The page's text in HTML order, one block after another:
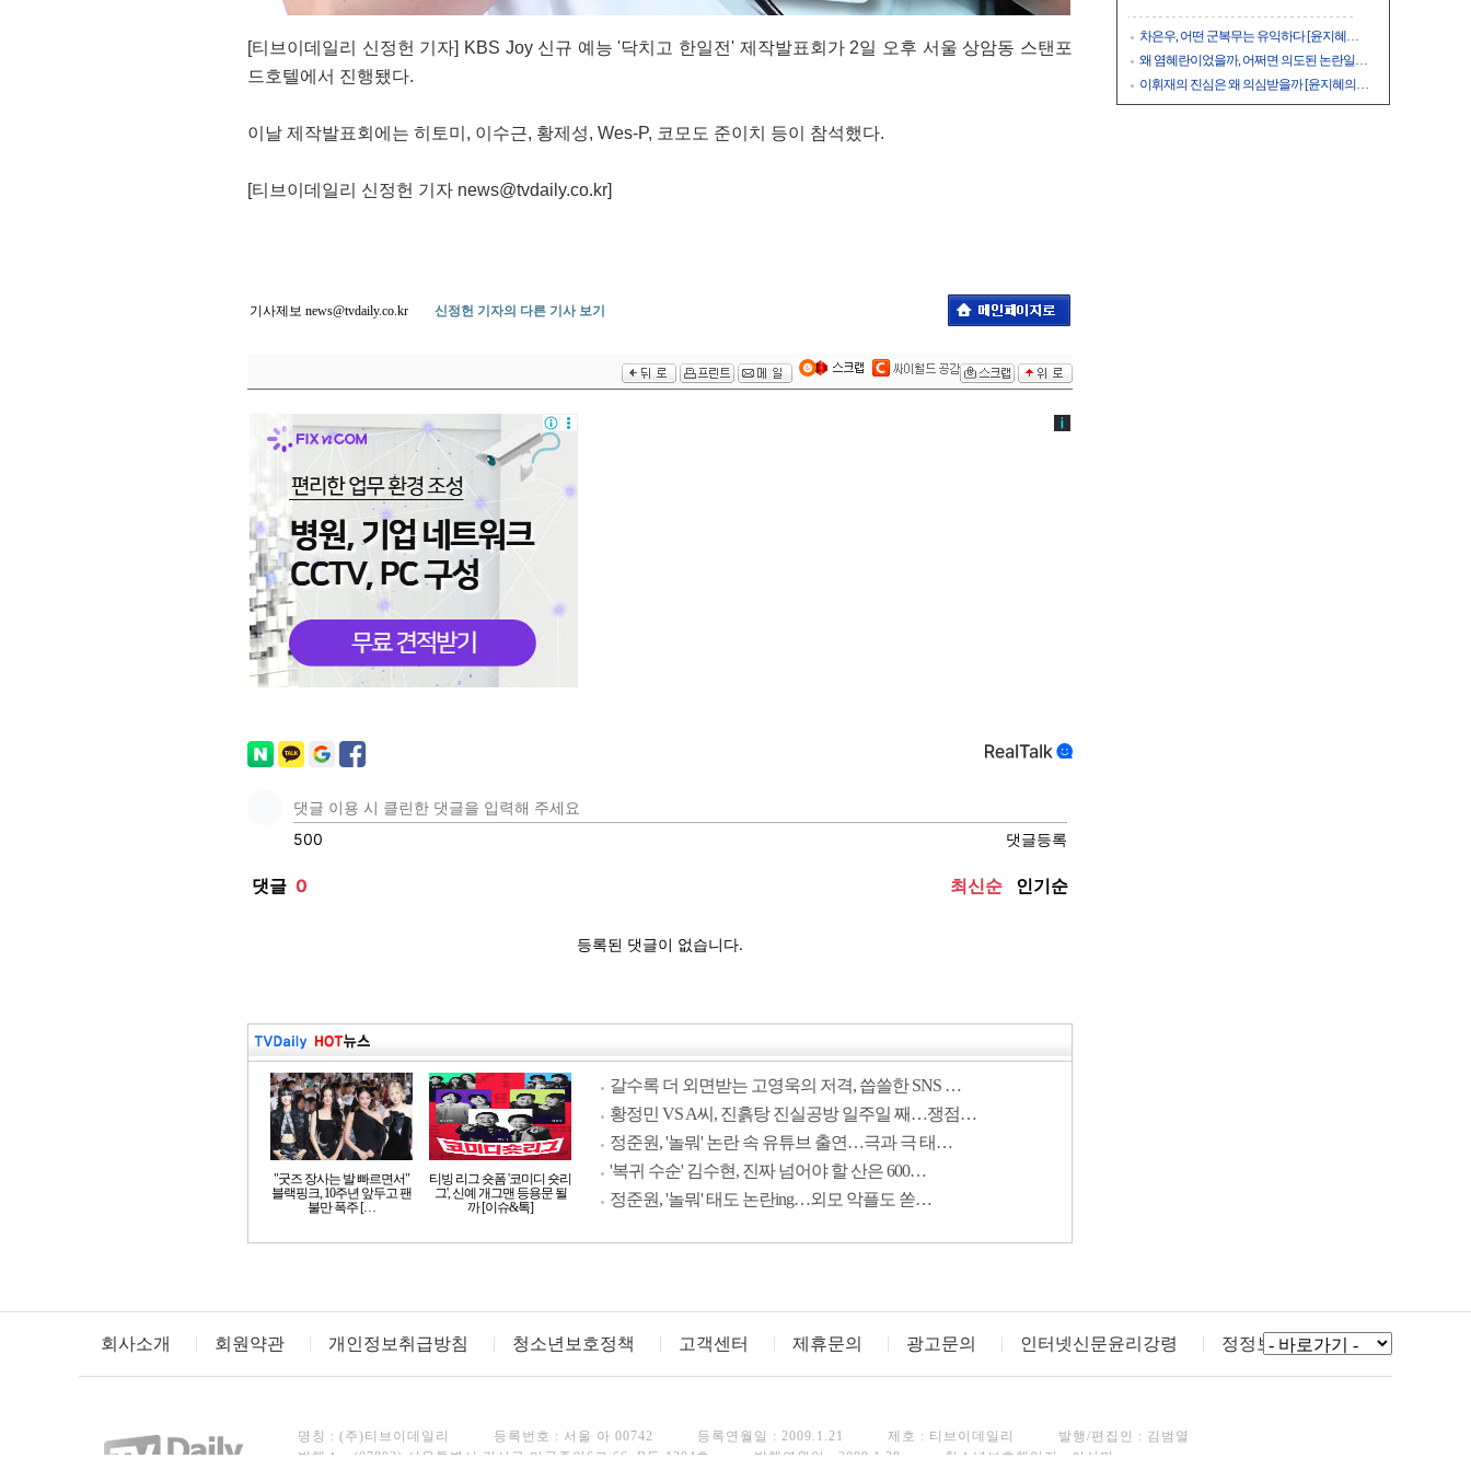
[티브이데일리 신정헌 기자] KBS Joy 신규 예능 '닥치고 한일전' 제작발표회가 2일 오후 서울 상암동 스탠포
드호텔에서 진행됐다.
이날 제작발표회에는 히토미, 이수근, 황제성, Wes-P, 코모도 준이치 등이 참석했다.
[티브이데일리 신정헌 기자 news@tvdaily.co.kr]
기사제보 news@tvdaily.co.kr 신정헌 기자의 다른 기사 보기
"굿즈 장사는 발 빠르면서"
블랙핑크, 10주년 앞두고 팬
불만 폭주 […
티빙 리그 숏폼 '코미디 숏리
그', 신예 개그맨 등용문 될
까 [이슈&톡]
갈수록 더 외면받는 고영욱의 저격, 씁쓸한 SNS …
황정민 VS A씨, 진흙탕 진실공방 일주일 째…쟁점…
정준원, '놀뭐' 논란 속 유튜브 출연…극과 극 태…
'복귀 수순' 김수현, 진짜 넘어야 할 산은 600…
정준원, '놀뭐' 태도 논란ing…외모 악플도 쏟…
차은우, 어떤 군복무는 유익하다 [윤지혜…
왜 염혜란이었을까, 어쩌면 의도된 논란일…
이휘재의 진심은 왜 의심받을까 [윤지혜의…
회사소개 회원약관 개인정보취급방침 청소년보호정책 고객센터 제휴문의 광고문의 인터넷신문윤리강령 정정보도
명칭 : (주)티브이데일리 등록번호 : 서울 아 00742 등록연월일 : 2009.1.21 제호 : 티브이데일리
발행/편집인 : 김범열
발행소 : (07803) 서울특별시 강서구 마곡중앙6로 66, B동 1204호
발행연월일 : 2009.1.28
청소년보호책임자 : 이선민